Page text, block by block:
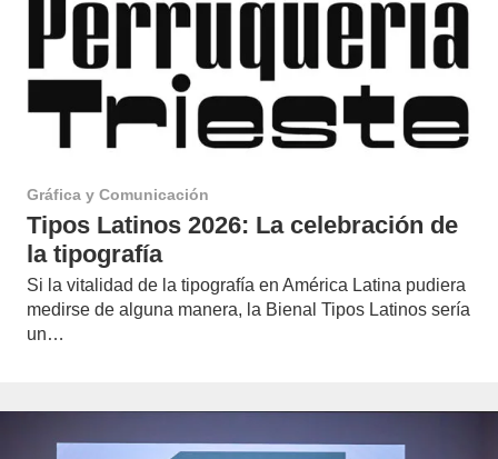
Gráfica y Comunicación
Tipos Latinos 2026: La celebración de
la tipografía
Si la vitalidad de la tipografía en América Latina pudiera
medirse de alguna manera, la Bienal Tipos Latinos sería
un…